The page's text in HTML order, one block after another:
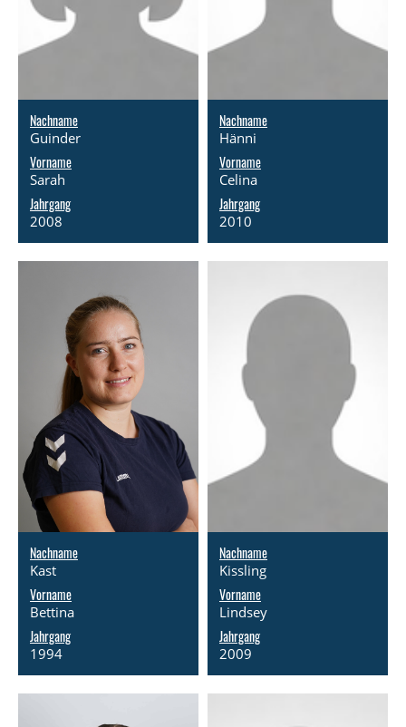
Nachname
Guinder
Vorname
Sarah
Jahrgang
2008
Nachname
Hänni
Vorname
Celina
Jahrgang
2010
Nachname
Kast
Vorname
Bettina
Jahrgang
1994
Nachname
Kissling
Vorname
Lindsey
Jahrgang
2009